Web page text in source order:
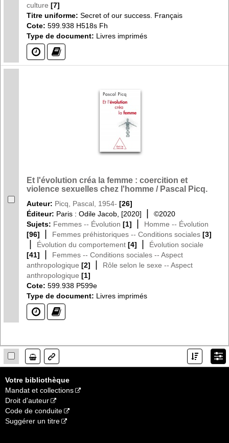
culture [7]
Titre uniforme: Secret of our success. Français
Cote: 599.938 H518s Fh
Type de document: Livres imprimés
(?) (?)
Et l'évolution créa la femme : coercition et
violence sexuelles chez l'homme / Pascal Picq.
Auteur: Picq, Pascal, 1954- [26]
Éditeur: Paris : Odile Jacob, [2020] |
©2020
Sujets: Femmes -- Évolution [1] |
Homme -- Évolution
[96]
| Femmes préhistoriques -- Conditions sociales [3]
| Évolution du comportement [4] |
Évolution sociale
[41]
|
Femmes -- Conditions sociales -- Aspect
anthropologique [2] |
Rôle selon le sexe -- Aspect
anthropologique [1]
Cote: 599.938 P599e
Type de document: Livres imprimés
(?) (?)
Lien
Votre bibliothèque
Mandat et collections
Droit d'auteur
Code de conduite
Suggérer un titre